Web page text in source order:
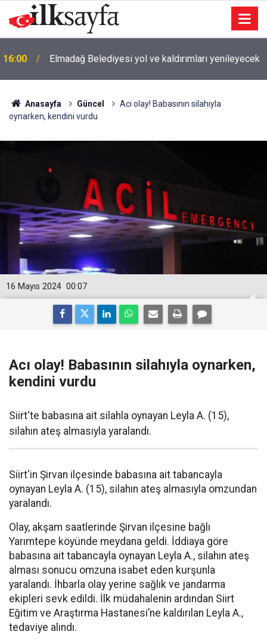
16:00 Elmadağ Belediyesi yol ve kaldırımları yenileyecek
Anasayfa Güncel
Acı olay! Babasının silahıyla
oynarken, kendini vurdu
00:07
16 Mayıs 2024
Acı olay! Babasının silahıyla oynarken,
kendini vurdu
Siirt'te babasına ait silahla oynayan Leyla A. (15),
silahın ateş almasıyla yaralandı.
Siirt'in Şirvan ilçesinde babasına ait tabancayla
oynayan Leyla A. (15), silahın ateş almasıyla omzundan
yaralandı.
Olay, akşam saatlerinde Şirvan ilçesine bağlı
Yarımtepe köyünde meydana geldi. İddiaya göre
babasına ait tabancayla oynayan Leyla A., silahın ateş
alması sonucu omzuna isabet eden kurşunla
yaralandı. İhbarla olay yerine sağlık ve jandarma
ekipleri sevk edildi. İlk müdahalenin ardından Siirt
Eğitim ve Araştırma Hastanesi’ne kaldırılan Leyla A.,
tedaviye alındı.